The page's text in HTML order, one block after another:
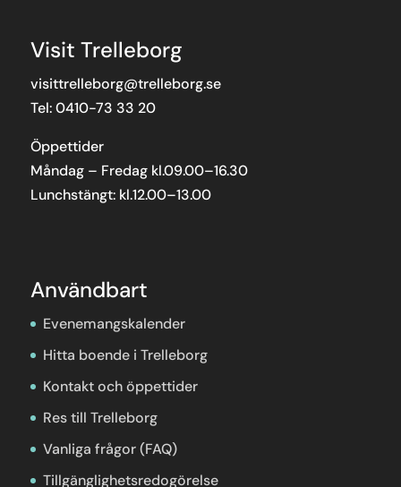
Visit Trelleborg
visittrelleborg@trelleborg.se
Tel: 0410-73 33 20
Öppettider
Måndag – Fredag kl.09.00–16.30
Lunchstängt: kl.12.00–13.00
Användbart
Evenemangskalender
Hitta boende i Trelleborg
Kontakt och öppettider
Res till Trelleborg
Vanliga frågor (FAQ)
Tillgänglighetsredogörelse